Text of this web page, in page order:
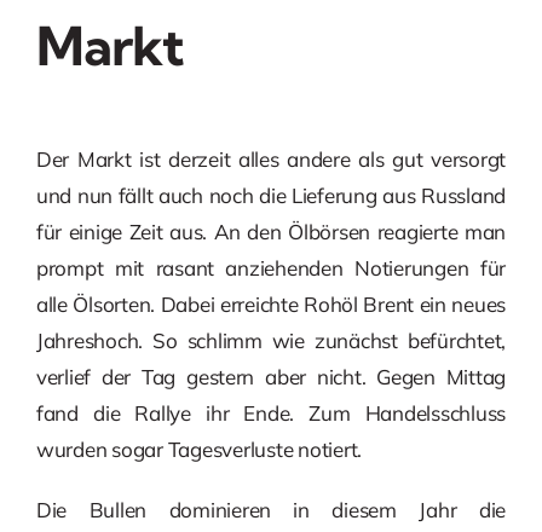
Markt
Der Markt ist derzeit alles andere als gut versorgt
und nun fällt auch noch die Lieferung aus Russland
für einige Zeit aus. An den Ölbörsen reagierte man
prompt mit rasant anziehenden Notierungen für
alle Ölsorten. Dabei erreichte Rohöl Brent ein neues
Jahreshoch. So schlimm wie zunächst befürchtet,
verlief der Tag gestern aber nicht. Gegen Mittag
fand die Rallye ihr Ende. Zum Handelsschluss
wurden sogar Tagesverluste notiert.
Die Bullen dominieren in diesem Jahr die